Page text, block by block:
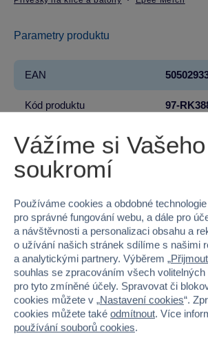
Parametry produktu
EAN
Kód produktu 97-
Značka Epee
Licence
Věk od 3
Pohlaví
Šířka 7.5
Výška 15.5
Vážíme si Vašeho
soukromí
Používáme cookies a obdobné
pro správné fungování webu, a dále pro
a návštěvnosti a personalizaci obsahu a
o užívání našich stránek sdílíme s našimi
a analytickými partnery. Výběrem „
souhlas se zpracováním všech volitelných
pro tyto zmíněné účely. Spravovat či
cookies můžete v „Nastavení cookies“.
cookies můžete také odmítnout. Více
používání souborů cookies.